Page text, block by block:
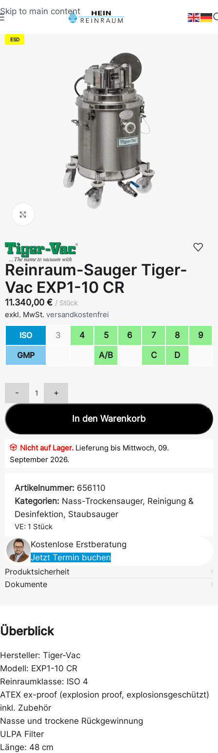
Skip to main content
ESD
Reinraum-Sauger Tiger-
Vac EXP1-10 CR
11.340,00 € Stück
exkl. MwSt. versandkostenfrei
ISO 3 4 5 6 7 8 9
GMP A/B C D
- +
In den Warenkorb
Nicht auf Lager. Lieferung bis Mittwoch, 09.
September 2026.
Artikelnummer: 656110
Kategorien: Nass-Trockensauger, Reinigung &
Desinfektion, Staubsauger
VE: 1 Stück
Kostenlose Erstberatung
Jetzt Termin buchen
Produktsicherheit
Dokumente
Überblick
Hersteller: Tiger-Vac
Modell: EXP1-10 CR
Reinraumklasse: ISO 4
ATEX ex-proof (explosion proof, explosionsgeschützt)
inkl. Zubehör
Nasse und trockene Rückgewinnung
ULPA Filter
Länge: 48 cm